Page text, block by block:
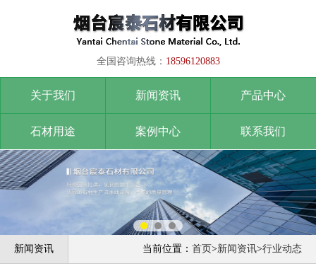
全国咨询热线： 18596120883
关于我们 新闻资讯 产品中心
石材用途 案例中心 联系我们
新闻资讯 当前位置： 首页>新闻资讯>行业动态